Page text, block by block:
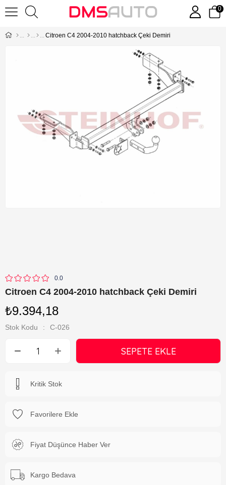
0
Citroen C4 2004-2010 hatchback Çeki Demiri
0.0
Citroen C4 2004-2010 hatchback Çeki Demiri
₺9.394,18
Stok Kodu C-026
Kritik Stok
Favorilere Ekle
Fiyat Düşünce Haber Ver
Kargo Bedava